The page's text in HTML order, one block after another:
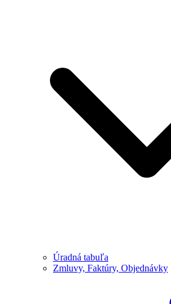
Úradná tabuľa
Zmluvy, Faktúry, Objednávky